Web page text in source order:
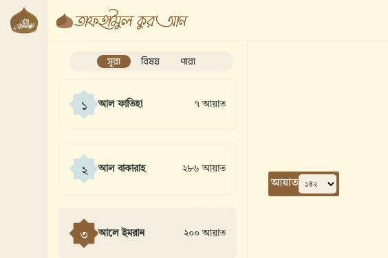
সূরা বিষয় পারা
১ আল ফাতিহা ৭ আয়াত
২ আল বাকারাহ ২৮৬ আয়াত
৩ আলে ইমরান ২০০ আয়াত
আয়াত